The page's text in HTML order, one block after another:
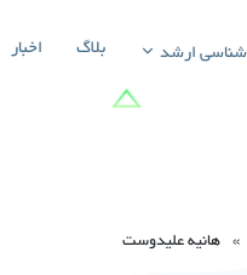
ارشد بلاگ اخبار
» هانیه علیدوست